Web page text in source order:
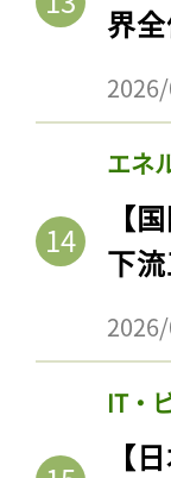
界
エネ
【
下
IT・
【